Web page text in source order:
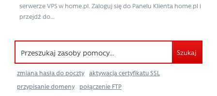
serwerze VPS w home.pl. Zaloguj się do Panelu Klienta home.pl i
przejdź do...
Szukaj
zmiana hasła do poczty
aktywacja certyfikatu SSL
przypisanie domeny
połączenie FTP